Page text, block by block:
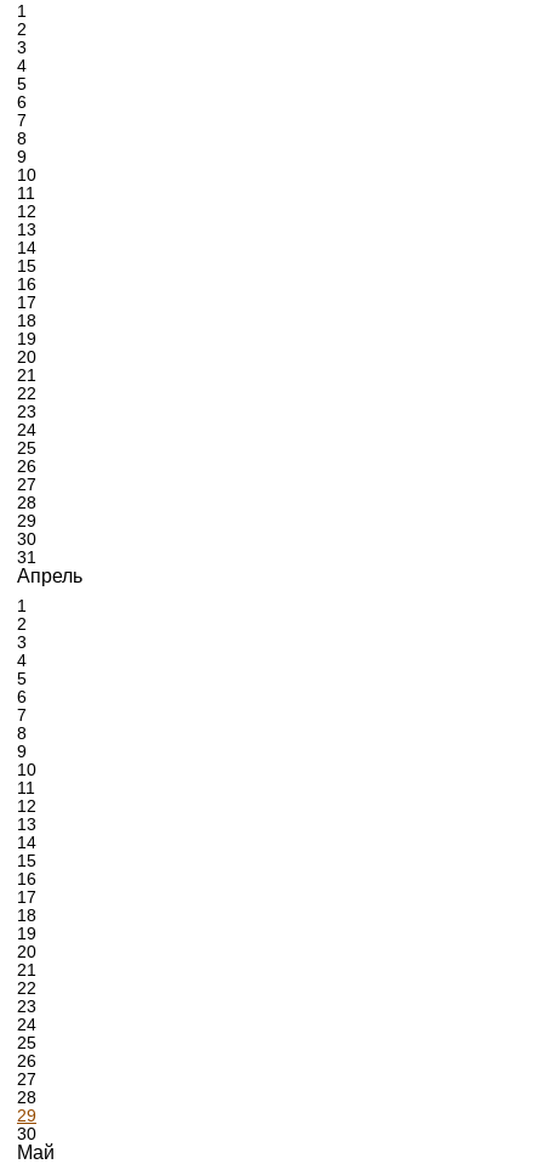
1
2
3
4
5
6
7
8
9
10
11
12
13
14
15
16
17
18
19
20
21
22
23
24
25
26
27
28
29
30
31
Апрель
1
2
3
4
5
6
7
8
9
10
11
12
13
14
15
16
17
18
19
20
21
22
23
24
25
26
27
28
29
30
Май